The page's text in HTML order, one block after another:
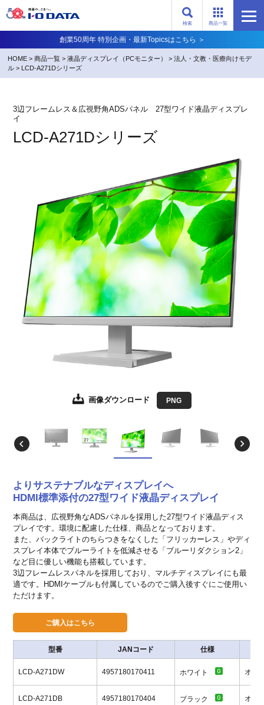
検索 商品一覧
創業50周年 特別企画・最新Topicsはこちら ＞
HOME >商品一覧 >液晶ディスプレイ（PCモニター） >法人・文教・医療向けモデ
ル > LCD-A271Dシリーズ
3辺フレームレス＆広視野角ADSパネル 27型ワイド液晶ディスプレ
イ
LCD-A271Dシリーズ
画像ダウンロード PNG
画像ダウンロード JPEG EPS形式
画像ダウンロード JPEG EPS形式
画像ダウンロード JPEG EPS形式
画像ダウンロード JPEG EPS形式
画像ダウンロード JPEG EPS形式
画像ダウンロード JPEG EPS形式
画像ダウンロード JPEG EPS形式
画像ダウンロード JPEG EPS形式
画像ダウンロード JPEG EPS形式
画像ダウンロード JPEG EPS形式
画像ダウンロード JPEG EPS形式
画像ダウンロード JPEG EPS形式
よりサステナブルなディスプレイへ
HDMI標準添付の27型ワイド液晶ディスプレイ
本商品は、広視野角なADSパネルを採用した27型ワイド液晶ディス
プレイです。環境に配慮した仕様、商品となっております。
また、バックライトのちらつきをなくした「フリッカーレス」やディ
スプレイ本体でブルーライトを低減させる「ブルーリダクション2」
など目に優しい機能も搭載しています。
3辺フレームレスパネルを採用しており、マルチディスプレイにも最
適です。HDMIケーブルも付属しているのでご購入後すぐにご使用い
ただけます。
型番 JANコード 仕様
LCD-A271DW 4957180170411 ホワイト オー
LCD-A271DB 4957180170404 ブラック オー